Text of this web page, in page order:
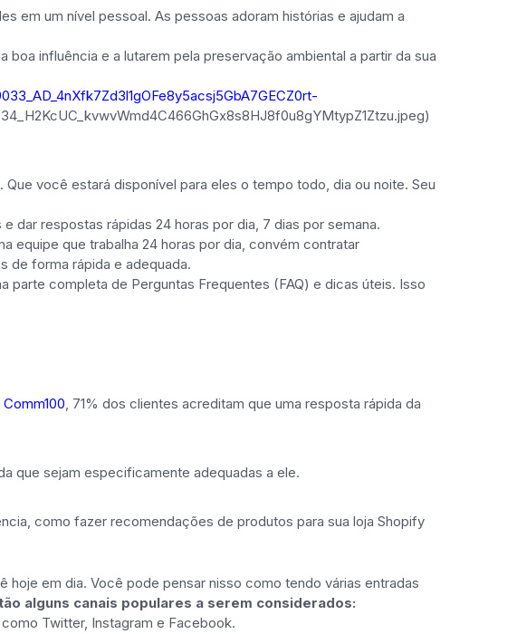
em um nível pessoal. As pessoas adoram histórias e ajudam a
influência e a lutarem pela preservação ambiental a partir da sua
você estará disponível para eles o tempo todo, dia ou noite. Seu
respostas rápidas 24 horas por dia, 7 dias por semana.
equipe que trabalha 24 horas por dia, convém contratar
de forma rápida e adequada.
completa de Perguntas Frequentes (FAQ) e dicas úteis. Isso
, 71% dos clientes acreditam que uma resposta rápida da
que sejam especificamente adequadas a ele.
como fazer recomendações de produtos para sua loja Shopify
em dia. Você pode pensar nisso como tendo várias entradas
alguns canais populares a serem considerados:
Twitter, Instagram e Facebook.